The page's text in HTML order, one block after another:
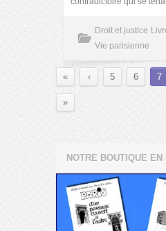
Droit et justice
Vie parisienne
« ‹ 5 6 7
»
NOTRE BOUTIQUE EN